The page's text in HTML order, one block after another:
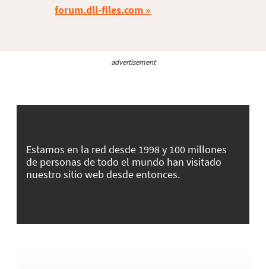
forum.dll-files.com
advertisement
Estamos en la red desde 1998 y 100 millones
de personas de todo el mundo han visitado
nuestro sitio web desde entonces.